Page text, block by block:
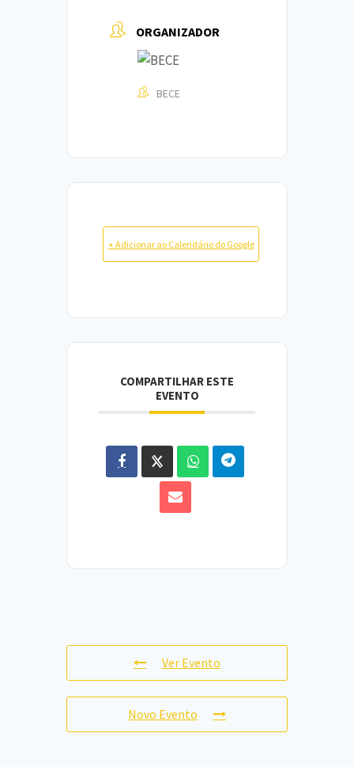
ORGANIZADOR
BECE
+ Adicionar ao Calendário do Google
COMPARTILHAR ESTE
EVENTO
Ver Evento
Novo Evento